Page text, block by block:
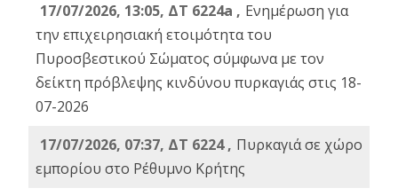
17/07/2026, 13:05, ΔΤ 6224a , Ενημέρωση για
την επιχειρησιακή ετοιμότητα του
Πυροσβεστικού Σώματος σύμφωνα με τον
δείκτη πρόβλεψης κινδύνου πυρκαγιάς στις 18-
07-2026
17/07/2026, 07:37, ΔΤ 6224 , Πυρκαγιά σε χώρο
εμπορίου στο Ρέθυμνο Κρήτης